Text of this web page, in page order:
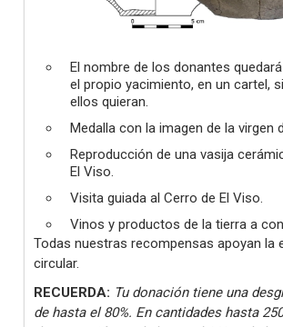
El nombre de los donantes
el propio yacimiento, en un cartel,
ellos quieran.
Medalla con la imagen de la virgen
Reproducción de una vasija
El Viso.
Visita guiada al Cerro de El Viso.
Vinos y productos de la tierra a
Todas nuestras recompensas apoyan la
circular.
RECUERDA: Tu donación tiene una
de hasta el 80%. En cantidades hasta